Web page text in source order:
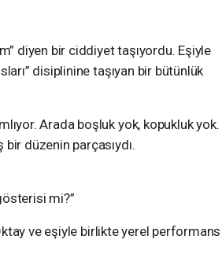
diyen bir ciddiyet taşıyordu. Eşiyle
disiplinine taşıyan bir bütünlük
Arada boşluk yok, kopukluk yok.
düzenin parçasıydı.
mi?”
ve eşiyle birlikte yerel performans